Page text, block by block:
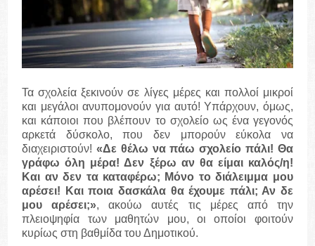
Τα σχολεία ξεκινούν σε λίγες μέρες και πολλοί μικροί
και μεγάλοι ανυπομονούν για αυτό! Υπάρχουν, όμως,
και κάποιοι που βλέπουν το σχολείο ως ένα γεγονός
αρκετά δύσκολο, που δεν μπορούν εύκολα να
διαχειριστούν!«Δε θέλω να πάω σχολείο πάλι! Θα
γράφω όλη μέρα! Δεν ξέρω αν θα είμαι καλός/η!
Και αν δεν τα καταφέρω; Μόνο το διάλειμμα μου
αρέσει! Και ποια δασκάλα θα έχουμε πάλι; Αν δε
μου αρέσει;», ακούω αυτές τις μέρες από την
πλειοψηφία των μαθητών μου, οι οποίοι φοιτούν
κυρίως στη βαθμίδα του Δημοτικού.